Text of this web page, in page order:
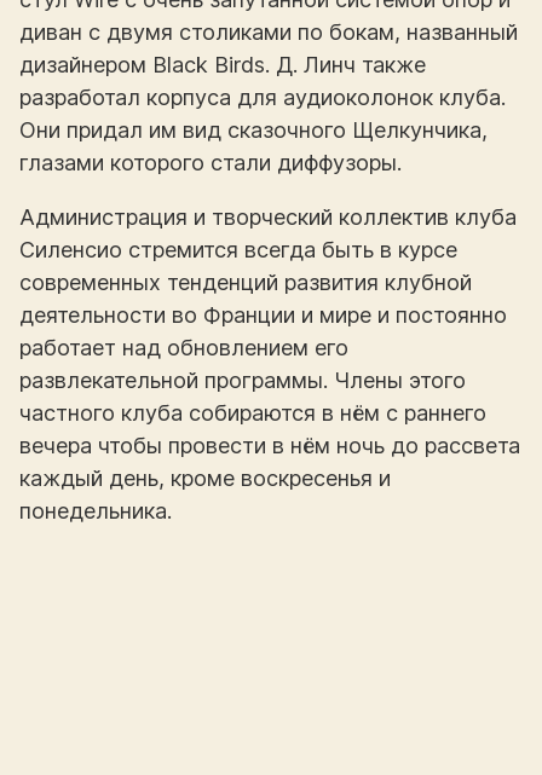
диван с двумя столиками по бокам, названный
дизайнером Black Birds. Д. Линч также
разработал корпуса для аудиоколонок клуба.
Они придал им вид сказочного Щелкунчика,
глазами которого стали диффузоры.
Администрация и творческий коллектив клуба
Силенсио стремится всегда быть в курсе
современных тенденций развития клубной
деятельности во Франции и мире и постоянно
работает над обновлением его
развлекательной программы. Члены этого
частного клуба собираются в нём с раннего
вечера чтобы провести в нём ночь до рассвета
каждый день, кроме воскресенья и
понедельника.